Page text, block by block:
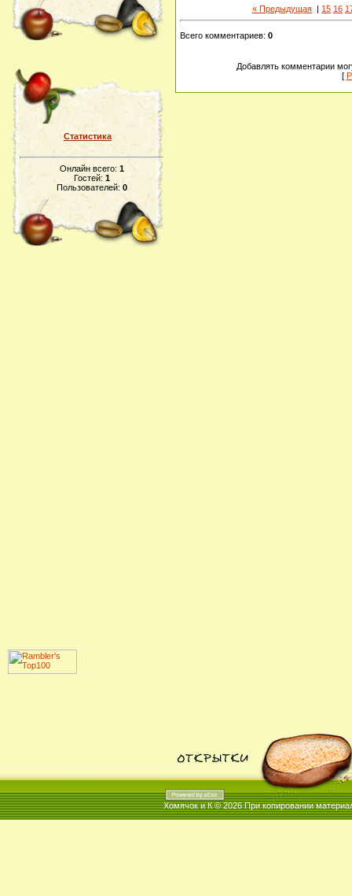
Статистика
Онлайн всего: 1
Гостей: 1
Пользователей: 0
« Предыдущая | 15 16
Всего комментариев: 0
Добавлять комментарии
[
Хомячок и К © 2026При копировании